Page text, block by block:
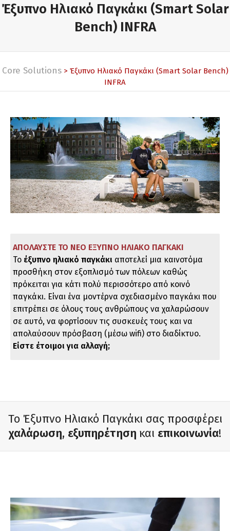
Έξυπνο Ηλιακό Παγκάκι (Smart Solar
Bench) INFRA
Core Solutions> Έξυπνο Ηλιακό Παγκάκι (Smart Solar Bench)
INFRA
ΑΠΟΛΑΥΣΤΕ ΤΟ ΝΕΟ ΕΞΥΠΝΟ ΗΛΙΑΚΟ ΠΑΓΚΑΚΙ
Το έξυπνο ηλιακό παγκάκι αποτελεί μια καινοτόμα
προσθήκη στον εξοπλισμό των πόλεων καθώς
πρόκειται για κάτι πολύ περισσότερο από κοινό
παγκάκι. Είναι ένα μοντέρνα σχεδιασμένο παγκάκι που
επιτρέπει σε όλους τους ανθρώπους να χαλαρώσουν
σε αυτό, να φορτίσουν τις συσκευές τους και να
απολαύσουν πρόσβαση (μέσω wifi) στο διαδίκτυο.
Είστε έτοιμοι για αλλαγή;
Το Έξυπνο Ηλιακό Παγκάκι σας προσφέρει
χαλάρωση, εξυπηρέτηση και επικοινωνία!